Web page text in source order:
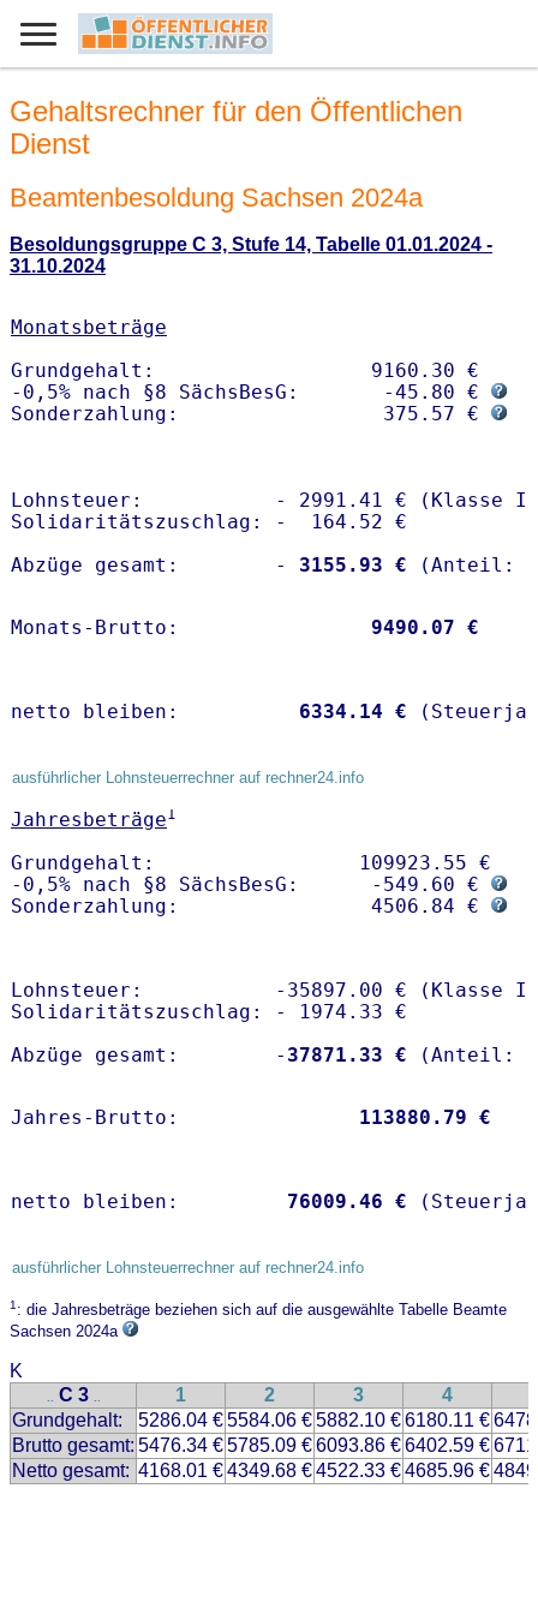
Gehaltsrechner für den Öffentlichen
Dienst
Beamtenbesoldung Sachsen 2024a
Besoldungsgruppe C 3, Stufe 14, Tabelle 01.01.2024 -
31.10.2024
Monatsbeträge
Grundgehalt:                  9160.30 €
-0,5% nach §8 SächsBesG:       -45.80 €
Sonderzahlung:                 375.57 €
Lohnsteuer:           - 2991.41 € (Klasse I)
Solidaritätszuschlag: -  164.52 €
Abzüge gesamt:        -
3155.93 €
Monats-Brutto: 9490.07 €
netto bleiben: 6334.14 €
ausführlicher Lohnsteuerrechner auf rechner24.info
Jahresbeträge1
Grundgehalt:                 109923.55 €
-0,5% nach §8 SächsBesG:      -549.60 €
Sonderzahlung:                4506.84 €
Lohnsteuer:           -35897.00 € (Klasse I)
Solidaritätszuschlag: - 1974.33 €
Abzüge gesamt:        - 37871.33 €
Jahres-Brutto: 113880.79 €
netto bleiben: 76009.46 €
ausführlicher Lohnsteuerrechner auf rechner24.info
1: die Jahresbeträge beziehen sich auf die ausgewählte Tabelle Beamte
Sachsen 2024a
K
.. C 3 .. 1 2 3 4
Grundgehalt:
5286.04 €5584.06 €5882.10 €6180.11 €
Brutto gesamt: 5476.34 €5785.09 €6093.86 €6402.59 €
Netto gesamt: 4168.01 €4349.68 €4522.33 €4685.96 €